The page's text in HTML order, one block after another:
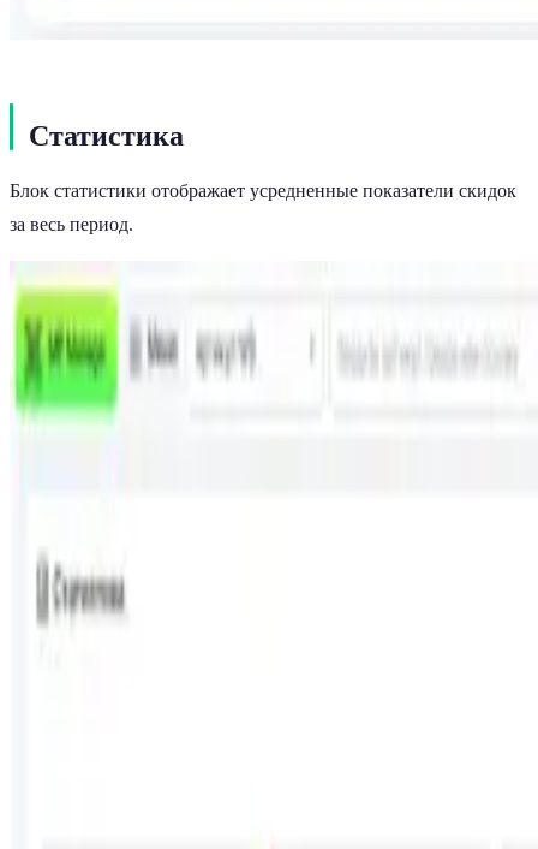
Статистика
Блок статистики отображает усредненные показатели скидок
за весь период.